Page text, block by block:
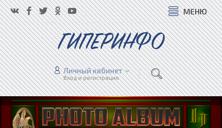
МЕНЮ
ГИПЕРИНФО
Личный кабинет
Вход и регистрация